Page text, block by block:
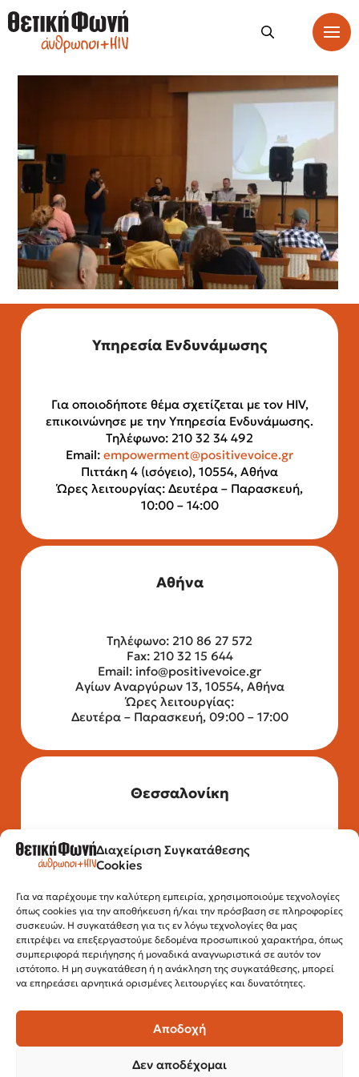
Διαχείριση Συγκατάθεσης
Cookies
Για να παρέχουμε την καλύτερη εμπειρία, χρησιμοποιούμε τεχνολογίες
όπως cookies για την αποθήκευση ή/και την πρόσβαση σε πληροφορίες
συσκευών. Η συγκατάθεση για τις εν λόγω τεχνολογίες θα μας
επιτρέψει να επεξεργαστούμε δεδομένα προσωπικού χαρακτήρα, όπως
συμπεριφορά περιήγησης ή μοναδικά αναγνωριστικά σε αυτόν τον
ιστότοπο. Η μη συγκατάθεση ή η ανάκληση της συγκατάθεσης, μπορεί
να επηρεάσει αρνητικά ορισμένες λειτουργίες και δυνατότητες.
Αποδοχή
Δεν αποδέχομαι
Υπηρεσία Ενδυνάμωσης
Για οποιοδήποτε θέμα σχετίζεται με τον HIV,
επικοινώνησε με την Υπηρεσία Ενδυνάμωσης.
Τηλέφωνο: 210 32 34 492
Email: empowerment@positivevoice.gr
Πιττάκη 4 (ισόγειο), 10554, Αθήνα
Ώρες λειτουργίας: Δευτέρα – Παρασκευή,
10:00 – 14:00
Αθήνα
Τηλέφωνο: 210 86 27 572
Fax: 210 32 15 644
Email: info@positivevoice.gr
Αγίων Αναργύρων 13, 10554, Αθήνα
Ώρες λειτουργίας:
Δευτέρα – Παρασκευή, 09:00 – 17:00
Θεσσαλονίκη
Τηλέφωνο: 2315 525 020
Fax: 210 32 15 644
Εγνατίας 112, 3ος όροφος, 54622,
Θεσσαλονίκη
Ώρες λειτουργίας:
Δευτέρα – Παρασκευή, 10:00 –14:00